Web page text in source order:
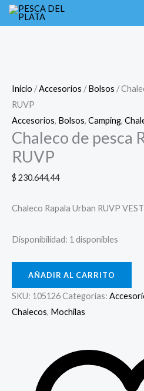
Inicio /Accesorios /Bolsos /
RUVP
Accesorios, Bolsos, Camping,
Chaleco de pesca
RUVP
$ 230.644,44
Chaleco Rapala Urban RUVP
Disponibilidad: 1 disponibles
Chaleco
de
RUVP
cantidad
AÑADIR AL CARRITO
SKU: 105126Categorías:
Chalecos, Mochilas